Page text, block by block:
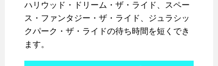
ハリウッド・ドリーム・ザ・ライド、スペー
ス・ファンタジー・ザ・ライド、ジュラシッ
クパーク・ザ・ライドの待ち時間を短くでき
ます。